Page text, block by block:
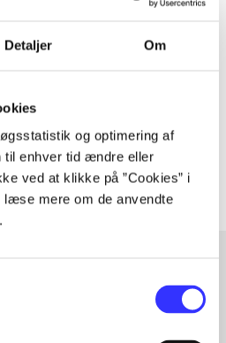
Detaljer Om
og optimering af
til enhver tid ændre eller
ved at klikke på ”Cookies” i
læse mere om de anvendte
emner